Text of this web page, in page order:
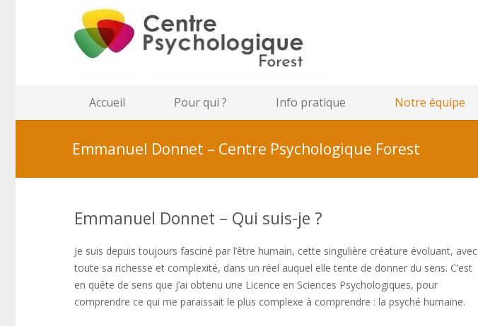
Accueil Pour qui ? Info pratique Notre équipe
Emmanuel Donnet – Centre Psychologique Forest
Emmanuel Donnet – Qui suis-je ?
Je suis depuis toujours fasciné par l’être humain, cette singulière créature évoluant, avec
toute sa richesse et complexité, dans un réel auquel elle tente de donner du sens. C’est
en quête de sens que j’ai obtenu une Licence en Sciences Psychologiques, pour
comprendre ce qui me paraissait le plus complexe à comprendre : la psyché humaine.